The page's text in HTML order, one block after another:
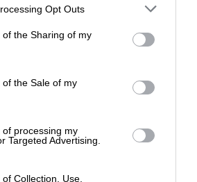
Opt Outs
the Sharing of my
the Sale of my
processing my
Targeted Advertising.
Collection, Use,
Hydref
cy/
21/10/2024